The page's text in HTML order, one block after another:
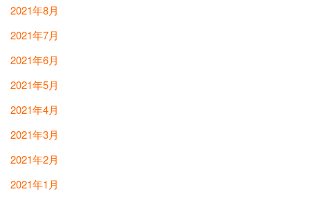
2021年8月
2021年7月
2021年6月
2021年5月
2021年4月
2021年3月
2021年2月
2021年1月